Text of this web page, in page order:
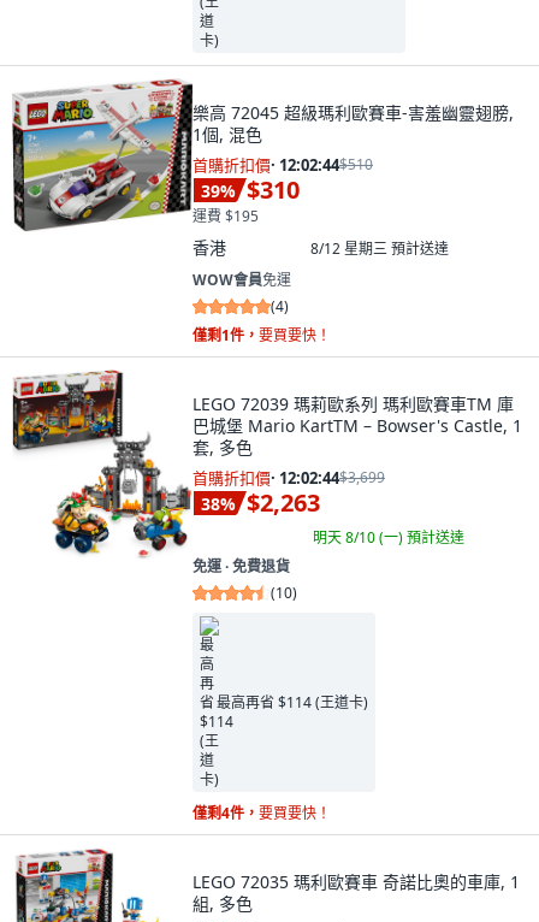
樂高 72045 超級瑪利歐賽車-害羞幽靈翅膀,
1個, 混色
首購折扣價· 12:02:43$510
39% $310
運費 $195
香港 8/12 星期三預計送達
WOW會員免運
(4)
僅剩1件， 要買要快！
LEGO 72039 瑪莉歐系列 瑪利歐賽車TM 庫
巴城堡 Mario KartTM – Bowser's Castle, 1
套, 多色
首購折扣價· 12:02:43$3,699
38% $2,263
明天 8/10 (一)預計送達
免運 ∙ 免費退貨
(10)
最高再省 $114 (王道卡)
僅剩4件， 要買要快！
LEGO 72035 瑪利歐賽車 奇諾比奧的車庫, 1
組, 多色